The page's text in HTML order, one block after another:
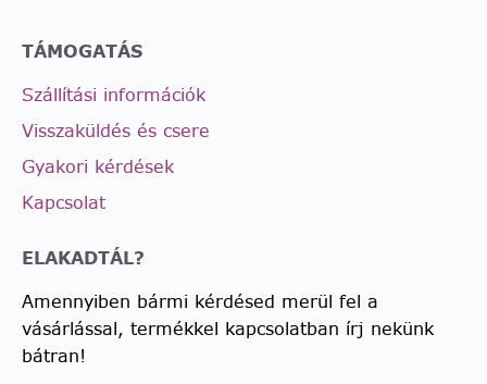
TÁMOGATÁS
Szállítási információk
Visszaküldés és csere
Gyakori kérdések
Kapcsolat
ELAKADTÁL?
Amennyiben bármi kérdésed merül fel a
vásárlással, termékkel kapcsolatban írj nekünk
bátran!